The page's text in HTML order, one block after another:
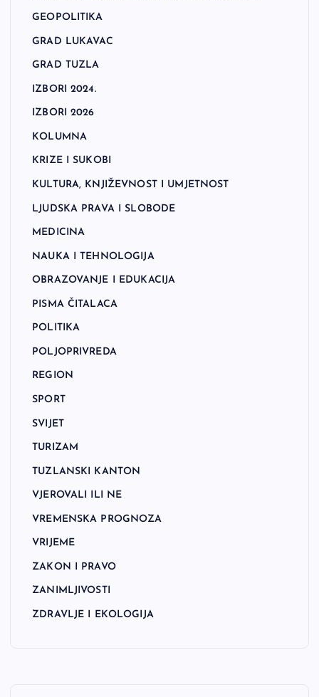
GEOPOLITIKA
GRAD LUKAVAC
GRAD TUZLA
IZBORI 2024.
IZBORI 2026
KOLUMNA
KRIZE I SUKOBI
KULTURA, KNJIŽEVNOST I UMJETNOST
LJUDSKA PRAVA I SLOBODE
MEDICINA
NAUKA I TEHNOLOGIJA
OBRAZOVANJE I EDUKACIJA
PISMA ČITALACA
POLITIKA
POLJOPRIVREDA
REGION
SPORT
SVIJET
TURIZAM
TUZLANSKI KANTON
VJEROVALI ILI NE
VREMENSKA PROGNOZA
VRIJEME
ZAKON I PRAVO
ZANIMLJIVOSTI
ZDRAVLJE I EKOLOGIJA